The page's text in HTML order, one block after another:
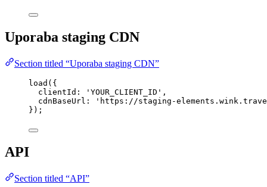
Uporaba staging CDN
Section titled “Uporaba staging CDN”
load ({
clientId:
' YOUR_CLIENT_ID ' ,
cdnBaseUrl:
' https://staging-
});
API
Section titled “API”